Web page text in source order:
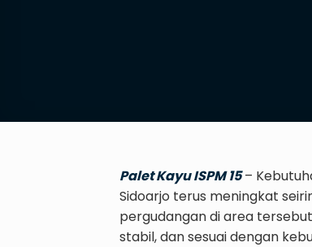
Palet Kayu ISPM 15–
Sidoarjo terus meningkat
pergudangan di area
stabil, dan sesuai dengan